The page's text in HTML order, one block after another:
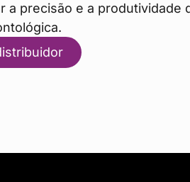
a precisão e a produtividade